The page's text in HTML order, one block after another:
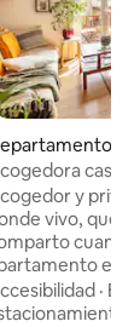
4.95 de
en
casa
y
vivo, que
cuando
toda la
a diario.
·